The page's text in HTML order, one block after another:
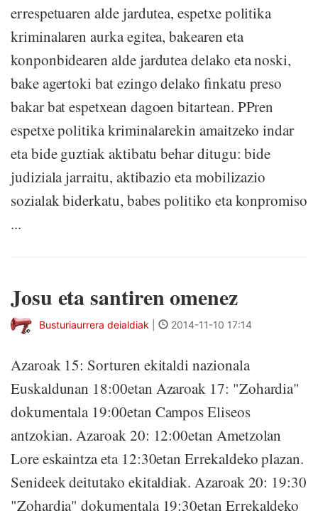
errespetuaren alde jardutea, espetxe politika
kriminalaren aurka egitea, bakearen eta
konponbidearen alde jardutea delako eta noski,
bake agertoki bat ezingo delako finkatu preso
bakar bat espetxean dagoen bitartean. PPren
espetxe politika kriminalarekin amaitzeko indar
eta bide guztiak aktibatu behar ditugu: bide
judiziala jarraitu, aktibazio eta mobilizazio
sozialak biderkatu, babes politiko eta konpromiso
...
Josu eta santiren omenez
Busturiaurrera deialdiak 2014-11-10 17:14
Azaroak 15: Sorturen ekitaldi nazionala
Euskaldunan 18:00etan Azaroak 17: "Zohardia"
dokumentala 19:00etan Campos Eliseos
antzokian. Azaroak 20: 12:00etan Ametzolan
Lore eskaintza eta 12:30etan Errekaldeko plazan.
Senideek deitutako ekitaldiak. Azaroak 20: 19:30
"Zohardia" dokumentala 19:30etan Errekaldeko